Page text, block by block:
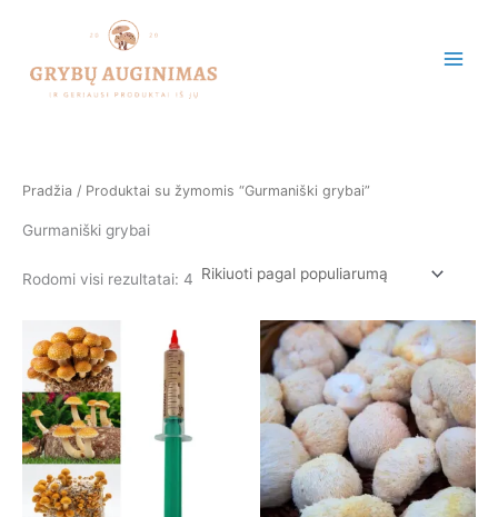
Pradžia / Produktai su žymomis “Gurmaniški grybai”
Gurmaniški grybai
Rodomi visi rezultatai: 4